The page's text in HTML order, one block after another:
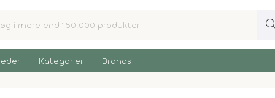
Kategorier Brands